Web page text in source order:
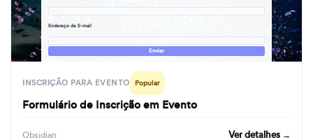
Endereço de E-mail
Enviar
INSCRIÇÃO PARA EVENTO Popular
Formulário de Inscrição em Evento
Obsidian Ver detalhes →